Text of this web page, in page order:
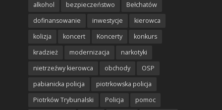
alkohol bezpieczeństwo
Bełchatów
dofinansowanie
inwestycje
kierowca
kolizja
koncert Koncerty
konkurs
kradzież
modernizacja
narkotyki
nietrzeźwy kierowca
obchody
OSP
pabianicka policja
piotrkowska policja
Piotrków Trybunalski
Policja
pomoc